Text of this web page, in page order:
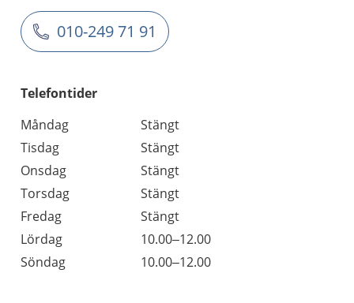
010-249 71 91
Telefontider
Måndag
Stängt
Tisdag
Stängt
Onsdag
Stängt
Torsdag
Stängt
Fredag
Stängt
Lördag
10.00–12.00
Söndag
10.00–12.00